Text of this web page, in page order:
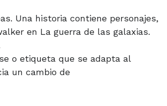
Una historia contiene personajes,
en La guerra de las galaxias.
o etiqueta que se adapta al
un cambio de